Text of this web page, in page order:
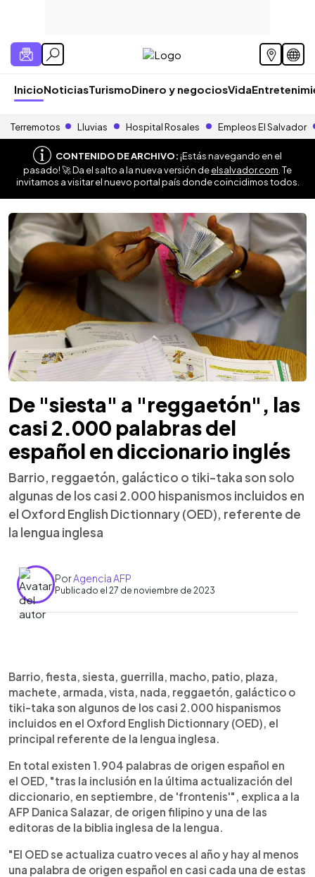
InicioNoticiasTurismoDinero y negociosVida
Terremotos Lluvias Hospital Rosales Empleos El Salvador
CONTENIDO DE ARCHIVO:¡Estás navegando en el
pasado! 🚀 Da el salto a la nueva versión deelsalvador.com . Te
invitamos a visitar el nuevo portal país donde coincidimos todos.
De "siesta" a "reggaetón", las
casi 2.000 palabras del
español en diccionario inglés
Barrio, reggaetón, galáctico o tiki-taka son solo
algunas de los casi 2.000 hispanismos incluidos en
el Oxford English Dictionnary (OED), referente de
la lengua inglesa
PorAgencia AFP
Publicado el 27 de noviembre de 2023
► Escuchar artículo
Barrio, fiesta, siesta, guerrilla, macho, patio, plaza,
machete, armada, vista, nada, reggaetón, galáctico o
tiki-taka son algunos de los casi 2.000 hispanismos
incluidos en el Oxford English Dictionnary (OED), el
principal referente de la lengua inglesa.
En total existen 1.904 palabras de origen español en
el OED, "tras la inclusión en la última actualización del
diccionario, en septiembre, de 'frontenis'", explica a la
AFP Danica Salazar, de origen filipino y una de las
editoras de la biblia inglesa de la lengua.
"El OED se actualiza cuatro veces al año y hay al menos
una palabra de origen español en casi cada una de estas